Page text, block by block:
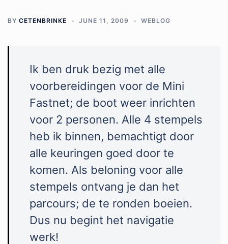
BY CETENBRINKE JUNE 11, 2009 WEBLOG
Ik ben druk bezig met alle
voorbereidingen voor de Mini
Fastnet; de boot weer inrichten
voor 2 personen. Alle 4 stempels
heb ik binnen, bemachtigt door
alle keuringen goed door te
komen. Als beloning voor alle
stempels ontvang je dan het
parcours; de te ronden boeien.
Dus nu begint het navigatie
werk!